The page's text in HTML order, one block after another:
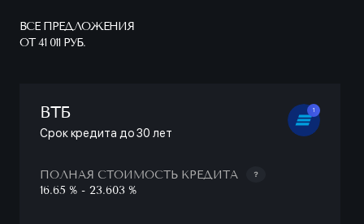
ВСЕ ПРЕДЛОЖЕНИЯ
ОТ 41 011 РУБ.
ВТБ
Срок кредита до 30 лет
1
ПОЛНАЯ СТОИМОСТЬ КРЕДИТА
16.65 % - 23.603 %